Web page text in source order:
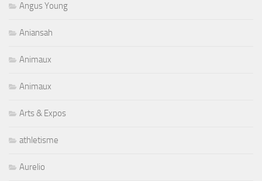
Angus Young
Aniansah
Animaux
Animaux
Arts & Expos
athletisme
Aurelio